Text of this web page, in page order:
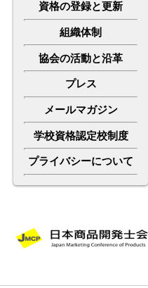
資格の登録と更新
組織体制
協会の活動と沿革
プレス
メールマガジン
学校資格認定校制度
プライバシーについて